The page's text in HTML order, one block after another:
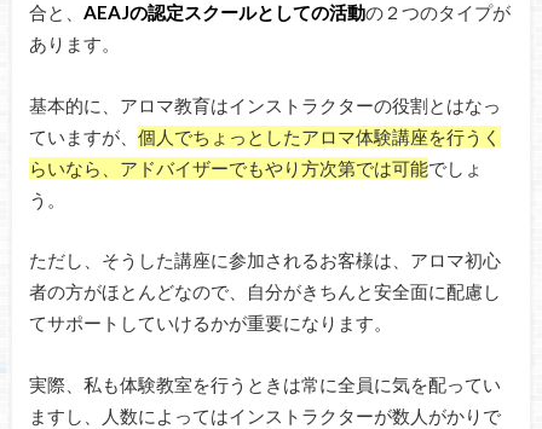
合と、 AEAJの認定スクールとしての活動の２つのタイプが
あります。
基本的に、アロマ教育はインストラクターの役割とはなっ
ていますが、 個人でちょっとしたアロマ体験講座を行うく
らいなら、アドバイザーでもやり方次第では可能でしょ
う。
ただし、そうした講座に参加されるお客様は、アロマ初心
者の方がほとんどなので、自分がきちんと安全面に配慮し
てサポートしていけるかが重要になります。
実際、私も体験教室を行うときは常に全員に気を配ってい
ますし、人数によってはインストラクターが数人がかりで